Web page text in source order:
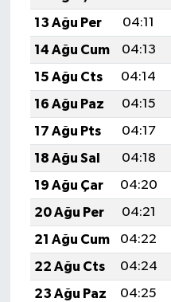
13 Ağu Per
04:11
14 Ağu Cum
04:13
15 Ağu Cts
04:14
16 Ağu Paz
04:15
17 Ağu Pts
04:17
18 Ağu Sal
04:18
19 Ağu Çar
04:20
20 Ağu Per
04:21
21 Ağu Cum
04:22
22 Ağu Cts
04:24
23 Ağu Paz
04:25